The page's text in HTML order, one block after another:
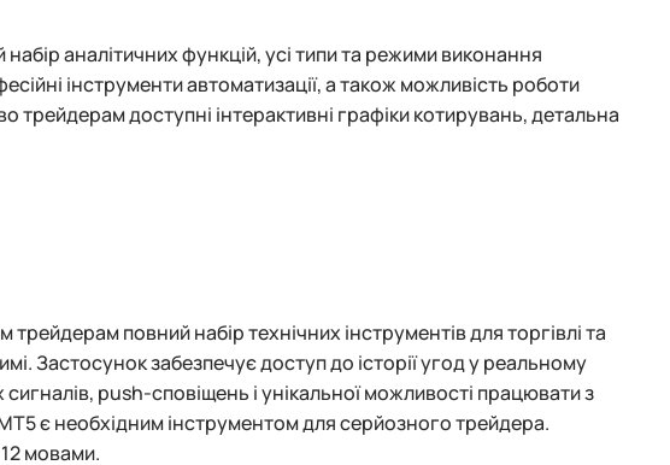
аналітичних функцій, усі типи та режими виконання
інструменти автоматизації, а також можливість роботи
доступні інтерактивні графіки котирувань, детальна
повний набір технічних інструментів для торгівлі та
Застосунок забезпечує доступ до історії угод у реальному
push-сповіщень і унікальної можливості працювати з
є необхідним інструментом для серйозного трейдера.
мовами.